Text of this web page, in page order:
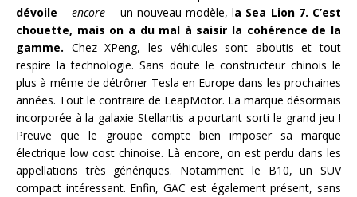
dévoile –encore – un nouveau modèle, la Sea Lion 7. C’est
chouette, mais on a du mal à saisir la cohérence de la
gamme. Chez XPeng, les véhicules sont aboutis et tout
respire la technologie. Sans doute le constructeur chinois le
plus à même de détrôner Tesla en Europe dans les prochaines
années. Tout le contraire de LeapMotor. La marque désormais
incorporée à la galaxie Stellantis a pourtant sorti le grand jeu !
Preuve que le groupe compte bien imposer sa marque
électrique low cost chinoise. Là encore, on est perdu dans les
appellations très génériques. Notamment le B10, un SUV
compact intéressant. Enfin, GAC est également présent, sans